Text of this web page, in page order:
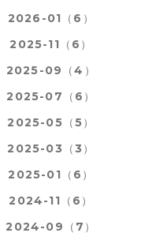
2026-01（6）
2025-11（6）
2025-09（4）
2025-07（6）
2025-05（5）
2025-03（3）
2025-01（6）
2024-11（6）
2024-09（7）